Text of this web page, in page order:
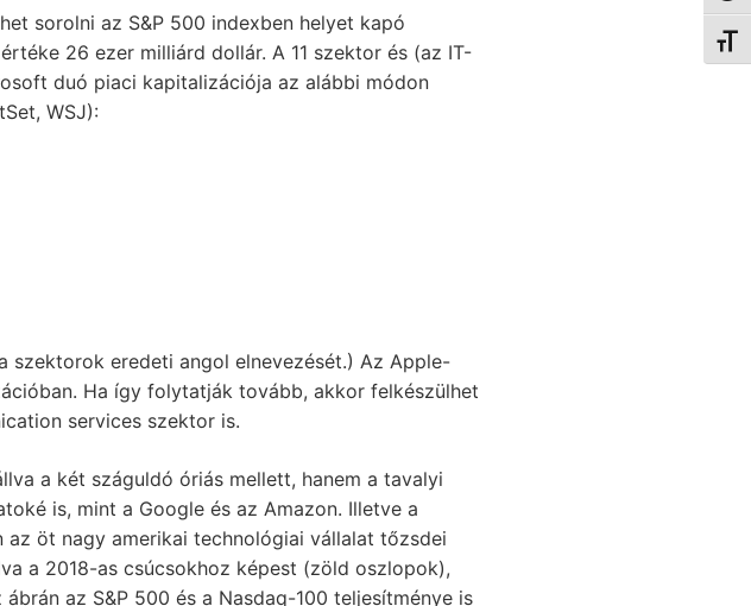
sorolni az S&P 500 indexben helyet kapó
26 ezer milliárd dollár. A 11 szektor és (az IT-
duó piaci kapitalizációja az alábbi módon
WSJ):
eredeti angol elnevezését.) Az Apple-
Ha így folytatják tovább, akkor felkészülhet
services szektor is.
a két száguldó óriás mellett, hanem a tavalyi
is, mint a Google és az Amazon. Illetve a
öt nagy amerikai technológiai vállalat tőzsdei
a 2018-as csúcsokhoz képest (zöld oszlopok),
az S&P 500 és a Nasdaq-100 teljesítménye is